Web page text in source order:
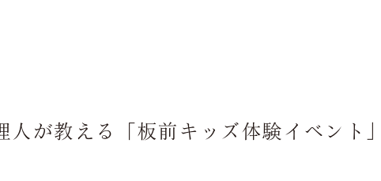
Dinner
人が教える「板前キッズ体験イベント